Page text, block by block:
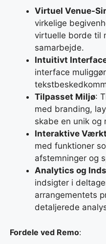
Virtuel Venue-
virkelige
virtuelle borde til
samarbejde.
Intuitivt
interface
Tilpasset Miljø:
med branding,
skabe en unik
Interaktive
med funktioner
afstemninger og
Analytics og
indsigter i
arrangementets
detaljerede
Fordele ved Remo: